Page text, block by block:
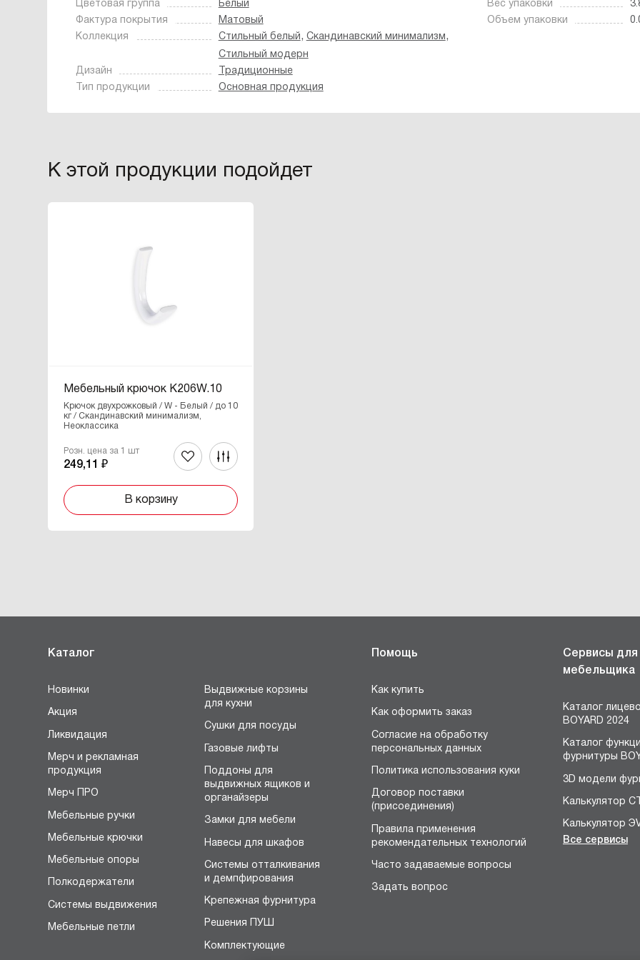
Цветовая группа
Белый
Фактура покрытия
Матовый
Коллекция
Стильный белый, Скандинавский минимализм,
Стильный модерн
Дизайн
Традиционные
Тип продукции
Основная продукция
Вес упаковки
Объем упаковки
К этой продукции подойдет
Мебельный крючок K206W.10
Крючок двухрожковый / W - Белый / до 10
кг / Скандинавский минимализм,
Неоклассика
Розн. цена за 1 шт
249,11 ₽
В корзину
Каталог
Новинки
Акция
Ликвидация
Мерч и рекламная
продукция
Мерч ПРО
Мебельные ручки
Мебельные крючки
Мебельные опоры
Полкодержатели
Системы выдвижения
Мебельные петли
Выдвижные корзины
для кухни
Сушки для посуды
Газовые лифты
Поддоны для
выдвижных ящиков и
органайзеры
Замки для мебели
Навесы для шкафов
Системы отталкивания
и демпфирования
Крепежная фурнитура
Решения ПУШ
Комплектующие
Помощь
Как купить
Как оформить заказ
Согласие на обработку
персональных данных
Политика использования куки
Договор поставки
(присоединения)
Правила применения
рекомендательных технологий
Часто задаваемые вопросы
Задать вопрос
Сервисы для
мебельщика
Каталог
BOYARD 2024
Каталог
фурнитуры
3D модели
Калькулятор
Калькулятор
Конструктор
Все сервисы